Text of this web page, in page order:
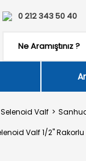
0 212 343 50 40
Selenoid Valf